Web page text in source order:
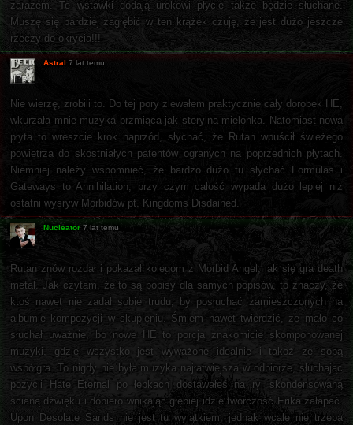
zarazem. Te wstawki dodają urokowi płycie także będzie słuchane.
Muszę się bardziej zagłębić w ten krążek czuję, że jest dużo jeszcze
rzeczy do okrycia!!!
Astral 7 lat temu
Nie wierzę, zrobili to. Do tej pory zlewałem praktycznie cały dorobek HE,
wkurzała mnie muzyka brzmiąca jak sterylna mielonka. Natomiast nowa
płyta to wreszcie krok naprzód, słychać, że Rutan wpuścił świeżego
powietrza do skostniałych patentów ogranych na poprzednich płytach.
Niemniej należy wspomnieć, że bardzo dużo tu słychać Formulas i
Gateways to Annihilation, przy czym całość wypada dużo lepiej niż
ostatni wysryw Morbidów pt. Kingdoms Disdained.
Nucleator 7 lat temu
Rutan znów rozdał i pokazał kolegom z Morbid Angel, jak się gra death
metal. Jak czytam, że to są popisy dla samych popisów, to znaczy, że
ktoś nawet nie zadał sobie trudu, by posłuchać zamieszczonych na
albumie kompozycji w skupieniu. Śmiem nawet twierdzić, że mało co
słuchał uważnie, bo nowe HE to porcja znakomicie skomponowanej
muzyki, gdzie wszystko jest wyważone idealnie i takoż ze sobą
współgra. To nigdy nie była muzyka najłatwiejsza w odbiorze, słuchając
pozycji Hate Eternal po łebkach dostawałeś na ryj skondensowaną
ścianą dźwięku i dopiero wnikając głębiej idzie twórczość Erika załapać.
Upon Desolate Sands nie jest tu wyjątkiem, jednak wcale nie trzeba